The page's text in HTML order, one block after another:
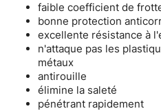
faible coefficient de
bonne protection
excellente résistance à
n'attaque pas les
métaux
antirouille
élimine la saleté
pénétrant rapidement